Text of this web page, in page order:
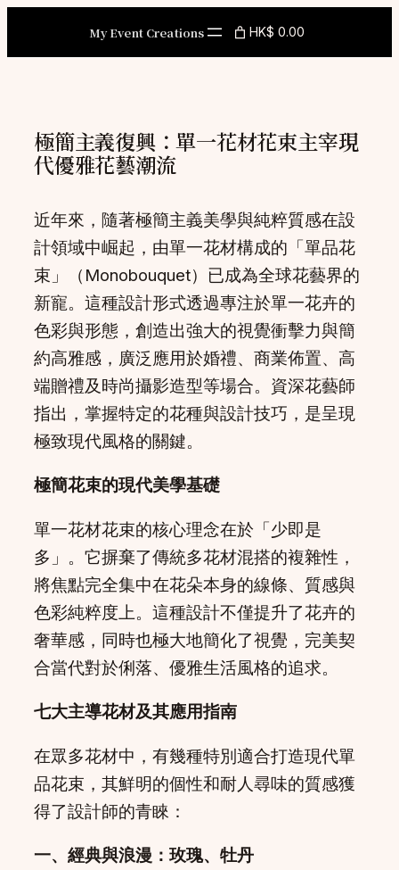
content
My Event Creations HK$ 0.00
極簡主義復興：單一花材花束主宰現
代優雅花藝潮流
近年來，隨著極簡主義美學與純粹質感在設
計領域中崛起，由單一花材構成的「單品花
束」（Monobouquet）已成為全球花藝界的
新寵。這種設計形式透過專注於單一花卉的
色彩與形態，創造出強大的視覺衝擊力與簡
約高雅感，廣泛應用於婚禮、商業佈置、高
端贈禮及時尚攝影造型等場合。資深花藝師
指出，掌握特定的花種與設計技巧，是呈現
極致現代風格的關鍵。
極簡花束的現代美學基礎
單一花材花束的核心理念在於「少即是
多」。它摒棄了傳統多花材混搭的複雜性，
將焦點完全集中在花朵本身的線條、質感與
色彩純粹度上。這種設計不僅提升了花卉的
奢華感，同時也極大地簡化了視覺，完美契
合當代對於俐落、優雅生活風格的追求。
七大主導花材及其應用指南
在眾多花材中，有幾種特別適合打造現代單
品花束，其鮮明的個性和耐人尋味的質感獲
得了設計師的青睞：
一、經典與浪漫：玫瑰、牡丹